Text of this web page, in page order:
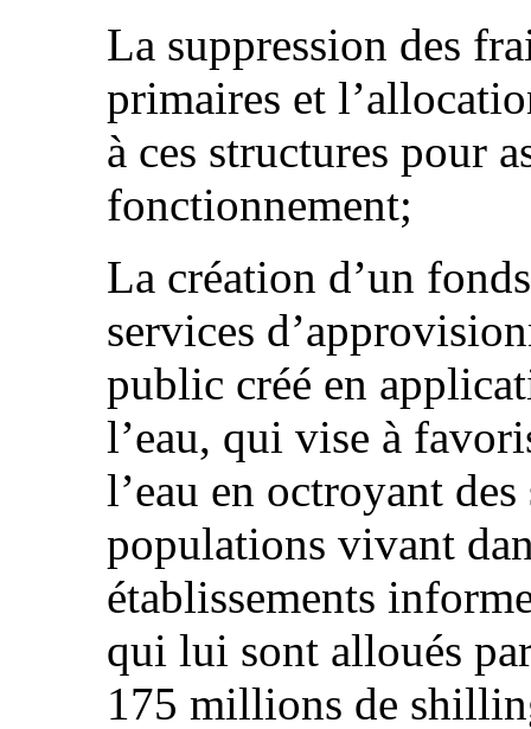
La suppression des
primaires et
à ces structures pour
fonctionnement;
La création d’un
services
public créé en
l’eau, qui vise à
l’eau en octroyant
populations vivant
établissements
qui lui sont alloués
175 millions de